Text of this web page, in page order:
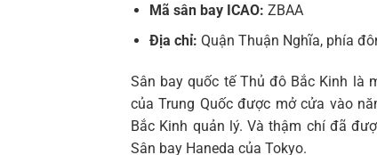
Mã sân bay ICAO: ZBAA
Địa chỉ: Quận Thuận Nghĩa, phía
Sân bay quốc tế Thủ đô Bắc Kinh là
của Trung Quốc được mở cửa vào
Bắc Kinh quản lý. Và thậm chí đã
Sân bay Haneda của Tokyo.